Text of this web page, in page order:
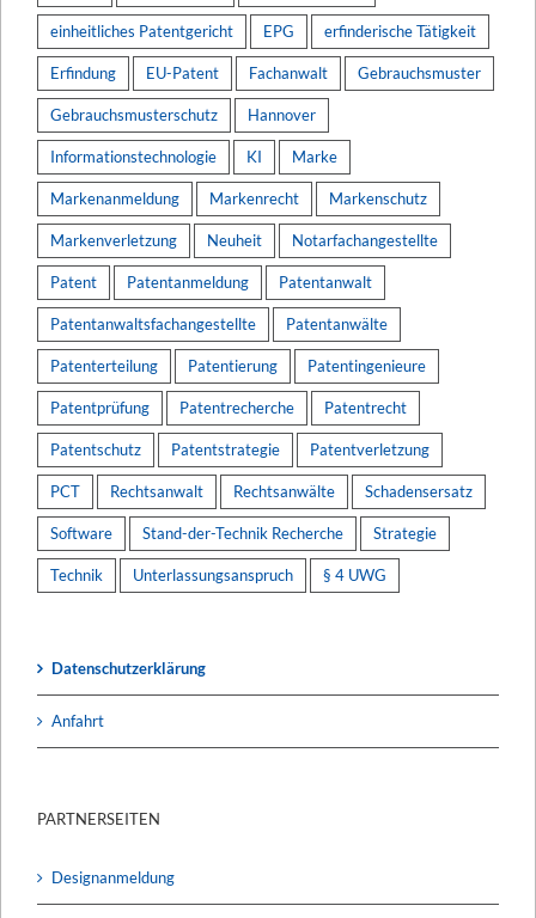
einheitliches Patentgericht EPG erfinderische Tätigkeit
Erfindung EU-Patent Fachanwalt Gebrauchsmuster
Gebrauchsmusterschutz Hannover
Informationstechnologie KI Marke
Markenanmeldung Markenrecht Markenschutz
Markenverletzung Neuheit Notarfachangestellte
Patent Patentanmeldung Patentanwalt
Patentanwaltsfachangestellte Patentanwälte
Patenterteilung Patentierung Patentingenieure
Patentprüfung Patentrecherche Patentrecht
Patentschutz Patentstrategie Patentverletzung
PCT Rechtsanwalt Rechtsanwälte Schadensersatz
Software Stand-der-Technik Recherche Strategie
Technik Unterlassungsanspruch § 4 UWG
Datenschutzerklärung
Anfahrt
PARTNERSEITEN
Designanmeldung